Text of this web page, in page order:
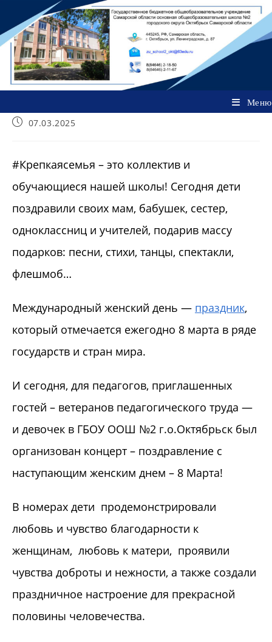
содержимому
Меню
Запись07.03.2025
#Крепкаясемья – это коллектив и
обучающиеся нашей школы! Сегодня дети
поздравили своих мам, бабушек, сестер,
одноклассниц и учителей, подарив массу
подарков: песни, стихи, танцы, спектакли,
флешмоб…
Международный женский день — праздник,
который отмечается ежегодно 8 марта в ряде
государств и стран мира.
И сегодня, для педагогов, приглашенных
гостей – ветеранов педагогического труда —
и девочек в ГБОУ ООШ №2 г.о.Октябрьск был
организован концерт – поздравление с
наступающим женским днем – 8 Марта!
В номерах дети продемонстрировали
любовь и чувство благодарности к
женщинам, любовь к матери, проявили
чувства доброты и нежности, а также создали
праздничное настроение для прекрасной
половины человечества.